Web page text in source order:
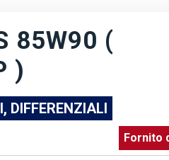
85W90 (
)
DIFFERENZIALI
Fornito